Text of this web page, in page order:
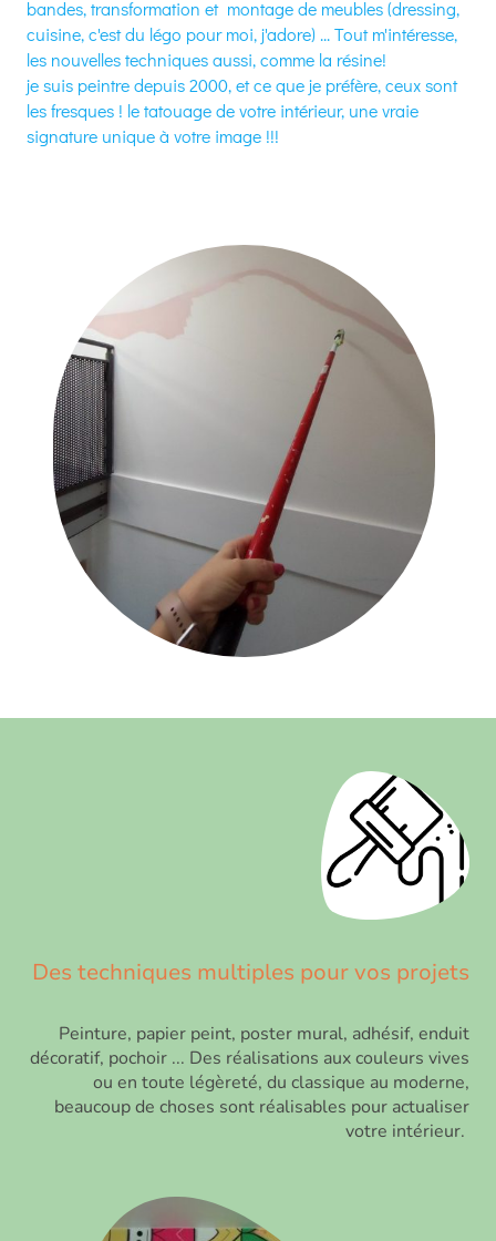
bandes, transformation et montage de meubles (dressing,
cuisine, c'est du légo pour moi, j'adore) ... Tout m'intéresse,
les nouvelles techniques aussi, comme la résine!
je suis peintre depuis 2000, et ce que je préfère, ceux sont
les fresques ! le tatouage de votre intérieur, une vraie
signature unique à votre image !!!
Des techniques multiples pour vos projets
Peinture, papier peint, poster mural, adhésif, enduit
décoratif, pochoir ... Des réalisations aux couleurs vives
ou en toute légèreté, du classique au moderne,
beaucoup de choses sont réalisables pour actualiser
votre intérieur.